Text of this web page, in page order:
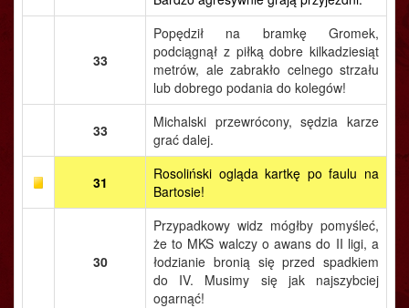
33
Popędził na bramkę Gromek,
podciągnął z piłką dobre kilkadziesiąt
metrów, ale zabrakło celnego strzału
lub dobrego podania do kolegów!
33
Michalski przewrócony, sędzia karze
grać dalej.
31
Rosoliński ogląda kartkę po faulu na
Bartosie!
30
Przypadkowy widz mógłby pomyśleć,
że to MKS walczy o awans do II ligi, a
łodzianie bronią się przed spadkiem
do IV. Musimy się jak najszybciej
ogarnąć!